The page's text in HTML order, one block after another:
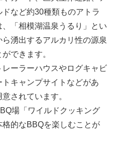
など約30種類ものアトラ
「相模湖温泉うるり」とい
湧出するアルカリ性の源泉
できます。
ーラーハウスやログキャビ
キャンプサイトなどがあ
されています。
場「ワイルドクッキング
的なBBQを楽しむことが